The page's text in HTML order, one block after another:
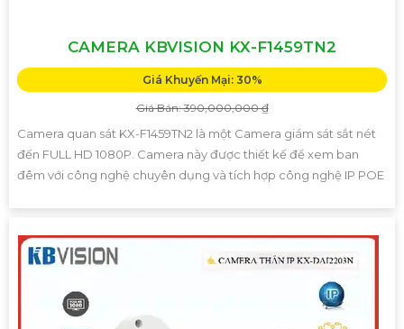
CAMERA KBVISION KX-F1459TN2
Giá Khuyến Mại: 30%
Giá Bán: 390,000,000 ₫
Camera quan sát KX-F1459TN2 là một Camera giám sát sắt nét
đến FULL HD 1080P. Camera này được thiết kế để xem ban
đêm với công nghệ chuyên dụng và tích hợp công nghệ IP POE